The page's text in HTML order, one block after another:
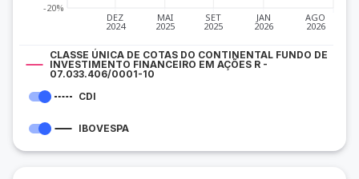
DEZ
2024
MAI
2025
SET
2025
JAN
2026
AGO
2026
-20%
CLASSE ÚNICA DE COTAS DO CONTINENTAL FUNDO DE
INVESTIMENTO FINANCEIRO EM AÇÕES R -
07.033.406/0001-10
CDI
IBOVESPA